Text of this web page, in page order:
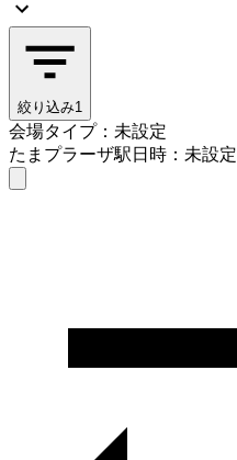
絞り込み1
会場タイプ：未設定
たまプラーザ駅日時：未設定